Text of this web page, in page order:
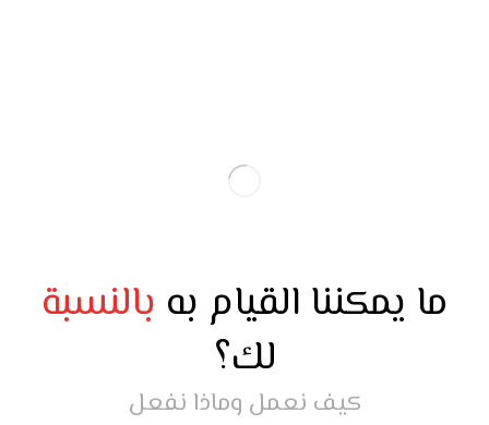
ما يمكننا القيام به بالنسبة
لك؟
كيف نعمل وماذا نفعل